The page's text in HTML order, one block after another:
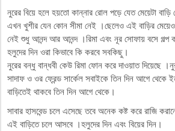
নুরের বিয়ে হলে হয়তো কান্নার রোল পড়ে যেত মেয়েটা বাড়ি
এখন খুশীর যেন কোন সীমা নেই ।ছেলেও এই বাড়ির মেয়েও
নেই শুধু আনন্দ আর আনন্দ ।রিমা এবং নূর সোফায় বসে গল্প
হলুদের দিন ওরা কিভাবে কি করবে সবকিছু।
নুরের বন্ধু বান্ধবী কেউ রিমা ফোন করে দাওয়াত দিয়েছে
সাদাফ ও ওর ফ্রেন্ড সার্কেল সবাইকে তিন দিন আগে
বাড়িতেই থাকবে তিন দিন আগে থেকে।
সাবার হাসবেন্ড চলে এসেছে তবে অনেক কষ্ট করে রাজি
এই বাড়িতে চলে আসবে ।হলুদের দিন এবং বিয়ের দিন।